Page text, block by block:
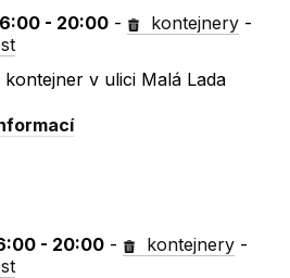
- 20:00 - kontejnery -
v ulici Malá Lada
- 20:00 - kontejnery -